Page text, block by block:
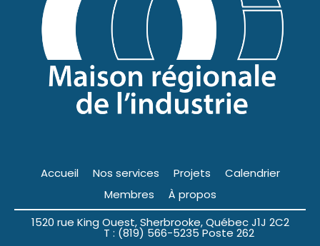
Accueil Nos services Projets
Calendrier
Membres
À propos
1520 rue King Ouest, Sherbrooke, Québec J1J 2C2
T : (819) 566-5235 Poste 262